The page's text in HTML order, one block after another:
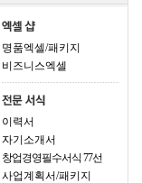
명품엑셀/패키지
비즈니스엑셀
이력서
자기소개서
창업경영필수서식 77선
사업계획서/패키지